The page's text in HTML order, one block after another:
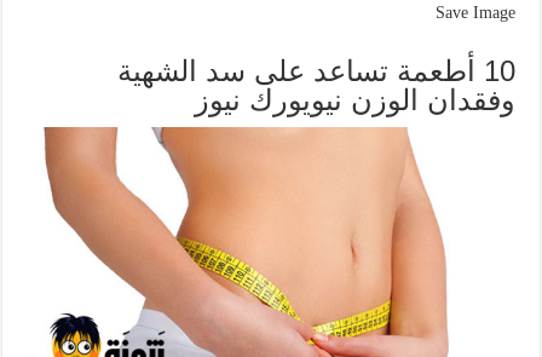
Save Image
10 أطعمة تساعد على سد الشهية
وفقدان الوزن نيويورك نيوز